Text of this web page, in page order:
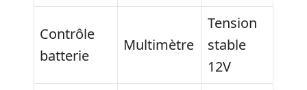
Contrôle
batterie
Multimètre
Tension
stable
12V